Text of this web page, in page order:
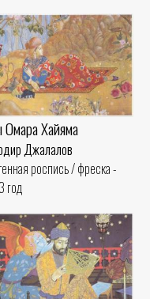
Хайяма
Джалалов
роспись / фреска -
год